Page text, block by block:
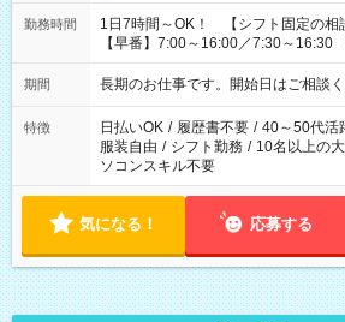
勤務時間
1日7時間～OK！ 【シフト固定の相談もOK
【早番】7:00～16:00／7:30～16:30
9:00～18:00 【遅番】11:00～20:00
期間 長期のお仕事です。開始日はご相
特徴 日払いOK / 履歴書不要 / 40～50代活
服装自由 / シフト勤務 / 10名以上の
ソコンスキル不要
気になる！ 応募する